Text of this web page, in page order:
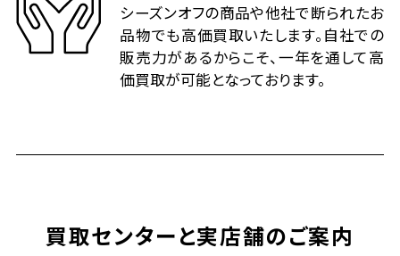
シーズンオフの商品や他社で断られたお
品物でも高価買取いたします。自社での
販売力があるからこそ、一年を通して高
価買取が可能となっております。
買取センターと実店舗のご案内